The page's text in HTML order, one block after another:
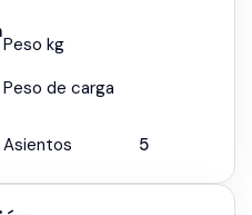
Peso kg
Peso de carga
Asientos 5